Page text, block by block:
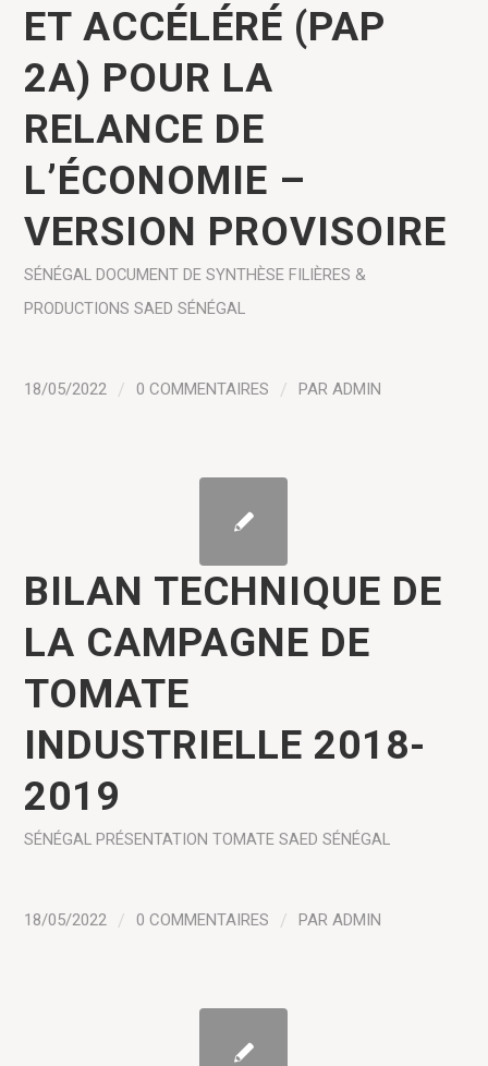
ET ACCÉLÉRÉ (PAP
2A) POUR LA
RELANCE DE
L’ÉCONOMIE –
VERSION PROVISOIRE
SÉNÉGAL DOCUMENT DE SYNTHÈSE FILIÈRES &
PRODUCTIONS SAED SÉNÉGAL
18/05/2022 / 0 COMMENTAIRES / PARADMIN
BILAN TECHNIQUE DE
LA CAMPAGNE DE
TOMATE
INDUSTRIELLE 2018-
2019
SÉNÉGAL PRÉSENTATION TOMATE SAED SÉNÉGAL
18/05/2022 / 0 COMMENTAIRES / PARADMIN